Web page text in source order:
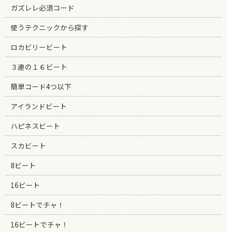
ガズレレ必須コード
使うテクニックから探す
ロカビリービート
３連の１６ビート
簡単コード4つ以下
アイランドビート
ハピネスビート
スカビート
8ビート
16ビート
8ビートでチャ！
16ビートでチャ！